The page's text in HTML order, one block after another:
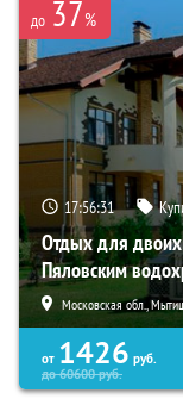
до 37%
17:56:30
Отдых для
Пяловским
Московская обл.,
от 1426 руб.
до60600руб.